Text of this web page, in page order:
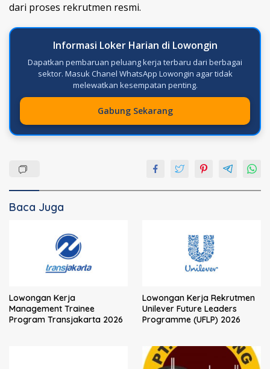
dari proses rekrutmen resmi.
Informasi Loker Harian di Lowongin
Dapatkan pembaruan peluang kerja terbaru dari berbagai
sektor. Masuk Chanel WhatsApp Lowongin agar tidak
melewatkan kesempatan penting.
Gabung Sekarang
Baca Juga
Lowongan Kerja
Management Trainee
Program Transjakarta 2026
Lowongan Kerja Rekrutmen
Unilever Future Leaders
Programme (UFLP) 2026